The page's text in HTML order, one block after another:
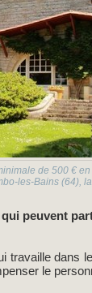
de 500 €
les-Bains (64),
peuvent
travaille dans
le